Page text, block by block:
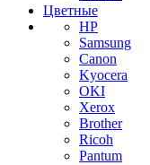
Цветные
HP
Samsung
Canon
Kyocera
OKI
Xerox
Brother
Ricoh
Pantum